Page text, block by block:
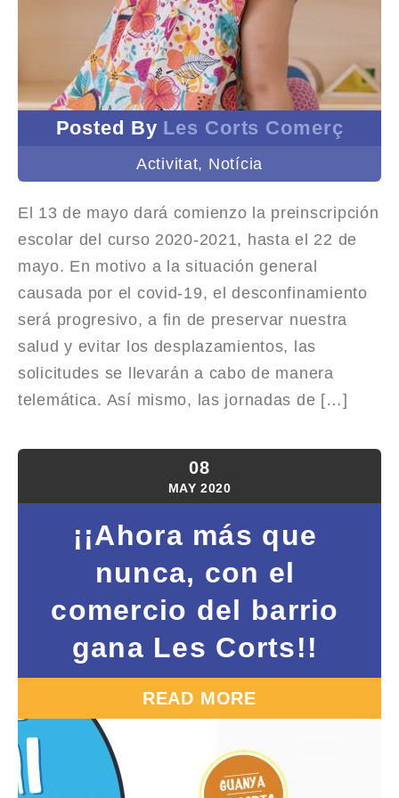
Posted By Les Corts Comerç
Activitat, Notícia
El 13 de mayo dará comienzo la preinscripción
escolar del curso 2020-2021, hasta el 22 de
mayo. En motivo a la situación general
causada por el covid-19, el desconfinamiento
será progresivo, a fin de preservar nuestra
salud y evitar los desplazamientos, las
solicitudes se llevarán a cabo de manera
telemática. Así mismo, las jornadas de […]
08
MAY 2020
¡¡Ahora más que
nunca, con el
comercio del barrio
gana Les Corts!!
READ MORE